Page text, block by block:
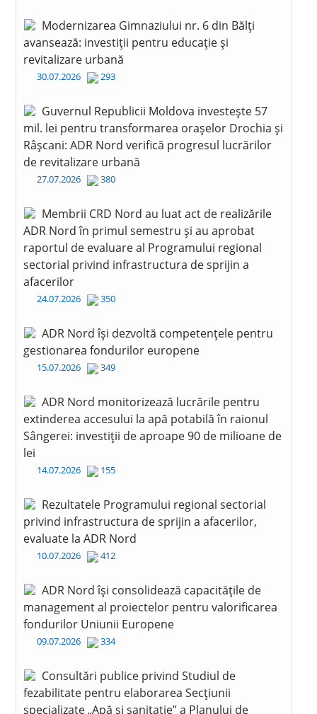
Modernizarea Gimnaziului nr. 6 din Bălți
avansează: investiții pentru educație și
revitalizare urbană
30.07.2026 293
Guvernul Republicii Moldova investește 57
mil. lei pentru transformarea orașelor Drochia și
Râșcani: ADR Nord verifică progresul lucrărilor
de revitalizare urbană
27.07.2026 380
Membrii CRD Nord au luat act de realizările
ADR Nord în primul semestru și au aprobat
raportul de evaluare al Programului regional
sectorial privind infrastructura de sprijin a
afacerilor
24.07.2026 350
ADR Nord își dezvoltă competențele pentru
gestionarea fondurilor europene
15.07.2026 349
ADR Nord monitorizează lucrările pentru
extinderea accesului la apă potabilă în raionul
Sângerei: investiții de aproape 90 de milioane de
lei
14.07.2026 155
Rezultatele Programului regional sectorial
privind infrastructura de sprijin a afacerilor,
evaluate la ADR Nord
10.07.2026 412
ADR Nord își consolidează capacitățile de
management al proiectelor pentru valorificarea
fondurilor Uniunii Europene
09.07.2026 334
Consultări publice privind Studiul de
fezabilitate pentru elaborarea Secțiunii
specializate „Apă și sanitație” a Planului de